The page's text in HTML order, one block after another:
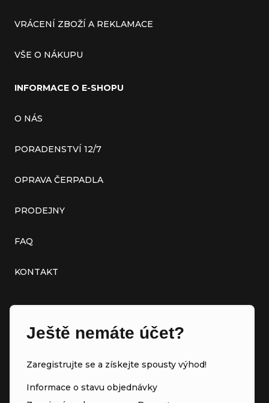
VRÁCENÍ ZBOŽÍ A REKLAMACE
VŠE O NÁKUPU
INFORMACE O E-SHOPU
O NÁS
PORADENSTVÍ 12/7
OPRAVA ČERPADLA
PRODEJNY
FAQ
KONTAKT
Ještě nemáte účet?
Zaregistrujte se a získejte spousty výhod!
Informace o stavu objednávky